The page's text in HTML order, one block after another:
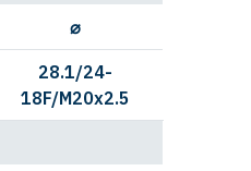
⌀
28.1/24-
18F/M20x2.5